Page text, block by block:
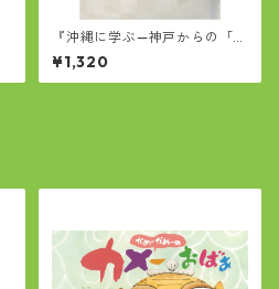
『沖縄に学ぶ—神戸からの「う
ちなぁ見聞録」』
¥1,320